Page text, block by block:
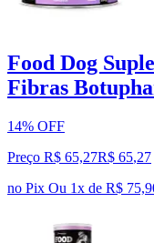
Food Dog
Fibras
14% OFF
Preço R$ 65,27R$ 65,27
no Pix Ou 1x de R$